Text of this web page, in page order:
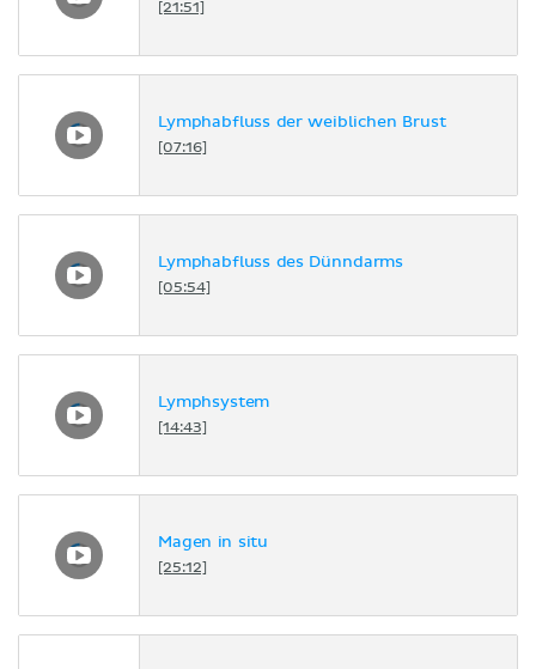
[21:51]
Lymphabfluss der weiblichen Brust
[07:16]
Lymphabfluss des Dünndarms
[05:54]
Lymphsystem
[14:43]
Magen in situ
[25:12]